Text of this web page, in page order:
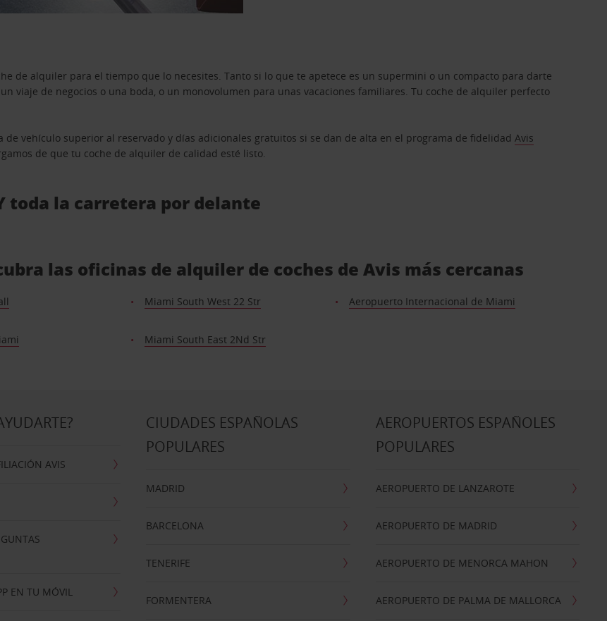
de alquiler para el tiempo que lo necesites. Tanto si lo que te apetece es un supermini o un compacto para darte
viaje de negocios o una boda, o un monovolumen para unas vacaciones familiares. Tu coche de alquiler perfecto
de vehículo superior al reservado y días adicionales gratuitos si se dan de alta en el programa de fidelidadAvis
de que tu coche de alquiler de calidad esté listo.
toda la carretera por delante
las oficinas de alquiler de coches de Avis más cercanas
Miami South West 22 Str Aeropuerto Internacional de Miami
Miami South East 2Nd Str
AVIS
EN TU MÓVIL
CIUDADES ESPAÑOLAS
POPULARES
MADRID
BARCELONA
TENERIFE
FORMENTERA
AEROPUERTOS ESPAÑOLES
POPULARES
AEROPUERTO DE LANZAROTE
AEROPUERTO DE MADRID
AEROPUERTO DE MENORCA MAHON
AEROPUERTO DE PALMA DE MALLORCA